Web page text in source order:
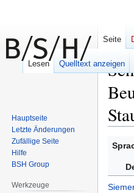
Zur
Zur
Seite
Lesen Quelltext anzeigen
Hauptseite
Letzte Änderungen
Zufällige Seite
Hilfe
BSH Group
Werkzeuge